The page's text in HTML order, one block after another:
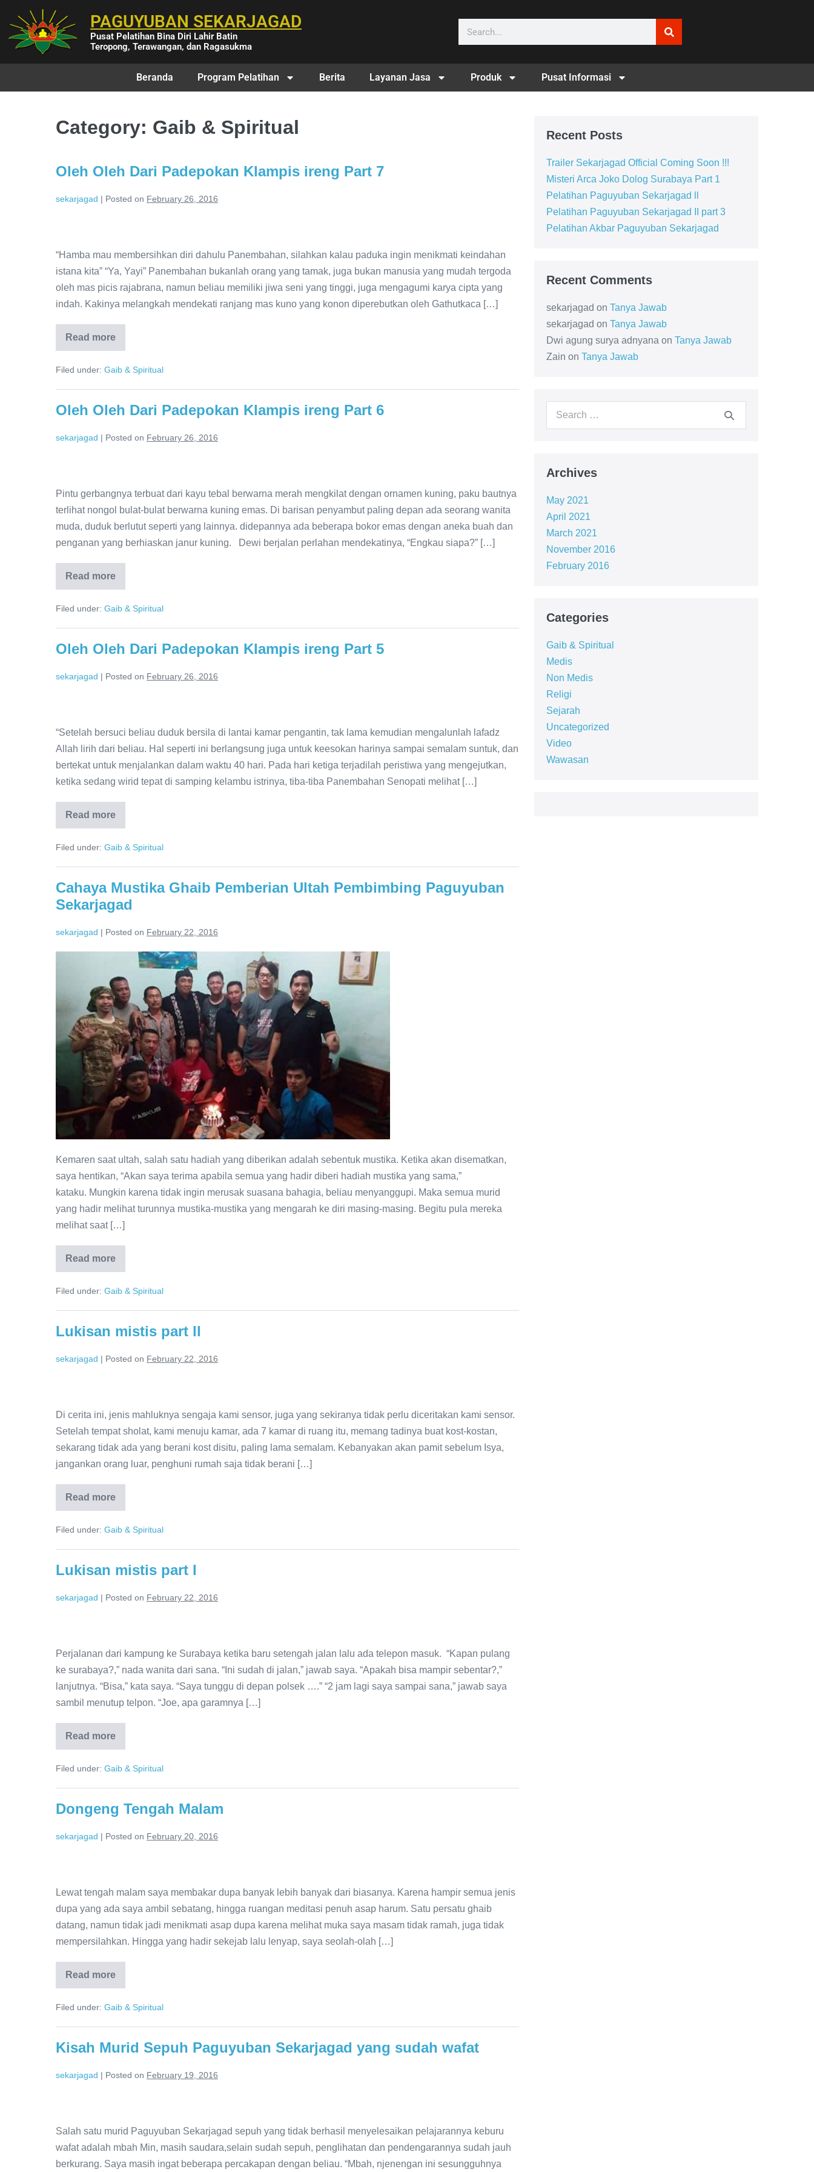
PAGUYUBAN SEKARJAGAD
Pusat Pelatihan Bina Diri Lahir Batin
Teropong, Terawangan, dan Ragasukma
Beranda Program Pelatihan Berita Layanan Jasa Produk Pusat Informasi
Category: Gaib & Spiritual
Oleh Oleh Dari Padepokan Klampis ireng Part 7
sekarjagad | Posted on February 26, 2016
“Hamba mau membersihkan diri dahulu Panembahan, silahkan kalau paduka ingin menikmati keindahan
istana kita” “Ya, Yayi” Panembahan bukanlah orang yang tamak, juga bukan manusia yang mudah tergoda
oleh mas picis rajabrana, namun beliau memiliki jiwa seni yang tinggi, juga mengagumi karya cipta yang
indah. Kakinya melangkah mendekati ranjang mas kuno yang konon diperebutkan oleh Gathutkaca […]
Read more
Filed under: Gaib & Spiritual
Oleh Oleh Dari Padepokan Klampis ireng Part 6
sekarjagad | Posted on February 26, 2016
Pintu gerbangnya terbuat dari kayu tebal berwarna merah mengkilat dengan ornamen kuning, paku bautnya
terlihat nongol bulat-bulat berwarna kuning emas. Di barisan penyambut paling depan ada seorang wanita
muda, duduk berlutut seperti yang lainnya. didepannya ada beberapa bokor emas dengan aneka buah dan
penganan yang berhiaskan janur kuning. Dewi berjalan perlahan mendekatinya, “Engkau siapa?” […]
Read more
Filed under: Gaib & Spiritual
Oleh Oleh Dari Padepokan Klampis ireng Part 5
sekarjagad | Posted on February 26, 2016
“Setelah bersuci beliau duduk bersila di lantai kamar pengantin, tak lama kemudian mengalunlah lafadz
Allah lirih dari beliau. Hal seperti ini berlangsung juga untuk keesokan harinya sampai semalam suntuk, dan
bertekat untuk menjalankan dalam waktu 40 hari. Pada hari ketiga terjadilah peristiwa yang mengejutkan,
ketika sedang wirid tepat di samping kelambu istrinya, tiba-tiba Panembahan Senopati melihat […]
Read more
Filed under: Gaib & Spiritual
Cahaya Mustika Ghaib Pemberian Ultah Pembimbing Paguyuban
Sekarjagad
sekarjagad | Posted on February 22, 2016
Kemaren saat ultah, salah satu hadiah yang diberikan adalah sebentuk mustika. Ketika akan disematkan,
saya hentikan, “Akan saya terima apabila semua yang hadir diberi hadiah mustika yang sama,”
kataku. Mungkin karena tidak ingin merusak suasana bahagia, beliau menyanggupi. Maka semua murid
yang hadir melihat turunnya mustika-mustika yang mengarah ke diri masing-masing. Begitu pula mereka
melihat saat […]
Read more
Filed under: Gaib & Spiritual
Lukisan mistis part ll
sekarjagad | Posted on February 22, 2016
Di cerita ini, jenis mahluknya sengaja kami sensor, juga yang sekiranya tidak perlu diceritakan kami sensor.
Setelah tempat sholat, kami menuju kamar, ada 7 kamar di ruang itu, memang tadinya buat kost-kostan,
sekarang tidak ada yang berani kost disitu, paling lama semalam. Kebanyakan akan pamit sebelum Isya,
jangankan orang luar, penghuni rumah saja tidak berani […]
Read more
Filed under: Gaib & Spiritual
Lukisan mistis part l
sekarjagad | Posted on February 22, 2016
Perjalanan dari kampung ke Surabaya ketika baru setengah jalan lalu ada telepon masuk. “Kapan pulang
ke surabaya?,” nada wanita dari sana. “Ini sudah di jalan,” jawab saya. “Apakah bisa mampir sebentar?,”
lanjutnya. “Bisa,” kata saya. “Saya tunggu di depan polsek ….” “2 jam lagi saya sampai sana,” jawab saya
sambil menutup telpon. “Joe, apa garamnya […]
Read more
Filed under: Gaib & Spiritual
Dongeng Tengah Malam
sekarjagad | Posted on February 20, 2016
Lewat tengah malam saya membakar dupa banyak lebih banyak dari biasanya. Karena hampir semua jenis
dupa yang ada saya ambil sebatang, hingga ruangan meditasi penuh asap harum. Satu persatu ghaib
datang, namun tidak jadi menikmati asap dupa karena melihat muka saya masam tidak ramah, juga tidak
mempersilahkan. Hingga yang hadir sekejab lalu lenyap, saya seolah-olah […]
Read more
Filed under: Gaib & Spiritual
Kisah Murid Sepuh Paguyuban Sekarjagad yang sudah wafat
sekarjagad | Posted on February 19, 2016
Salah satu murid Paguyuban Sekarjagad sepuh yang tidak berhasil menyelesaikan pelajarannya keburu
wafat adalah mbah Min, masih saudara,selain sudah sepuh, penglihatan dan pendengarannya sudah jauh
berkurang. Saya masih ingat beberapa percakapan dengan beliau. “Mbah, njenengan ini sesungguhnya
Recent Posts
Trailer Sekarjagad Official Coming Soon !!!
Misteri Arca Joko Dolog Surabaya Part 1
Pelatihan Paguyuban Sekarjagad ll
Pelatihan Paguyuban Sekarjagad II part 3
Pelatihan Akbar Paguyuban Sekarjagad
Recent Comments
sekarjagad on Tanya Jawab
sekarjagad on Tanya Jawab
Dwi agung surya adnyana on Tanya Jawab
Zain on Tanya Jawab
Archives
May 2021
April 2021
March 2021
November 2016
February 2016
Categories
Gaib & Spiritual
Medis
Non Medis
Religi
Sejarah
Uncategorized
Video
Wawasan